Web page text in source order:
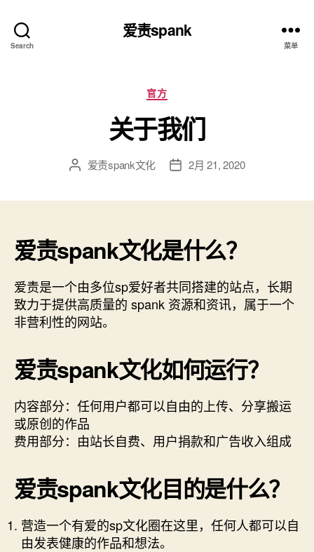
Search
爱责spank
菜单
分
类
官方
关于我们
文 爱责spank文化
发 2月 21, 2020
爱责spank文化是什么？
爱责是一个由多位sp爱好者共同搭建的站点，长期
致力于提供高质量的 spank 资源和资讯，属于一个
非营利性的网站。
爱责spank文化如何运行？
内容部分：任何用户都可以自由的上传、分享搬运
或原创的作品
费用部分：由站长自费、用户捐款和广告收入组成
爱责spank文化目的是什么？
营造一个有爱的sp文化圈在这里，任何人都可以自
由发表健康的作品和想法。